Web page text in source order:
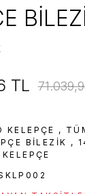
TL
KELEPÇE ,
BILEZIK ,